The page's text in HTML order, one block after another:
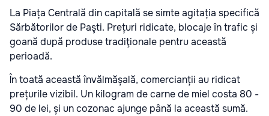
La Piața Centrală din capitală se simte agitația specifică
Sărbătorilor de Paşti. Prețuri ridicate, blocaje în trafic și
goană după produse tradiţionale pentru această
perioadă.
În toată această învălmășală, comercianții au ridicat
prețurile vizibil. Un kilogram de carne de miel costa 80 -
90 de lei, și un cozonac ajunge până la această sumă.